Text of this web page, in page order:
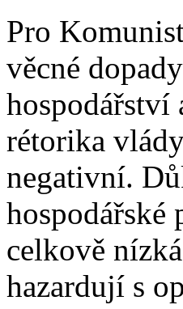
Pro
věcné
hospodářství
rétorika
negativní.
celkově
hazardují s